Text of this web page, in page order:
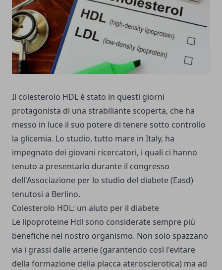
Il colesterolo HDL è stato in questi giorni
protagonista di una strabiliante scoperta, che ha
messo in luce il suo potere di tenere sotto controllo
la glicemia. Lo studio, tutto mare in Italy, ha
impegnato dei giovani ricercatori, i quali ci hanno
tenuto a presentarlo durante il congresso
dell'Associazione per lo studio del diabete (Easd)
tenutosi a Berlino.
Colesterolo HDL: un aiuto per il diabete
Le lipoproteine Hdl sono considerate sempre più
benefiche nel nostro organismo. Non solo spazzano
via i grassi dalle arterie (garantendo così l'evitare
della formazione della placca aterosclerotica) ma ad